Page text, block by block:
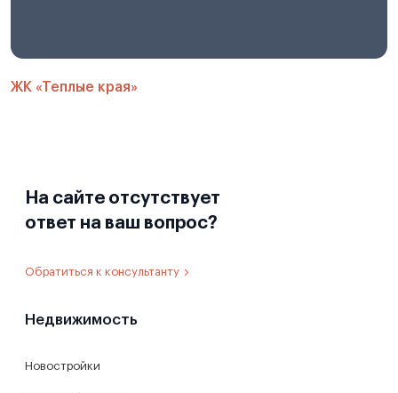
ЖК «Теплые края»
На сайте отсутствует
ответ на ваш вопрос?
Обратиться к консультанту
Недвижимость
Новостройки